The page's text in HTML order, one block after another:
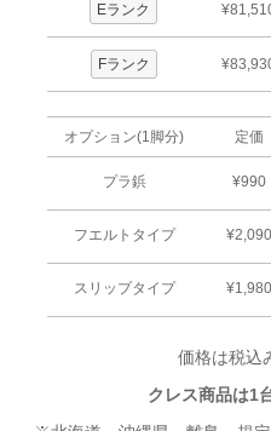
Eランク
Fランク
オプション(1脚分) 定価
プラ鋲 ¥990
フエルトタイプ ¥2,090
スリップタイプ ¥1,980
価格は税込
クレス商品は1